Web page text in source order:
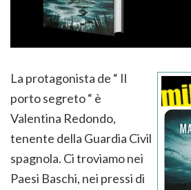
La protagonista de “ Il
porto segreto “ è
Valentina Redondo,
tenente della Guardia Civil
spagnola. Ci troviamo nei
Paesi Baschi, nei pressi di